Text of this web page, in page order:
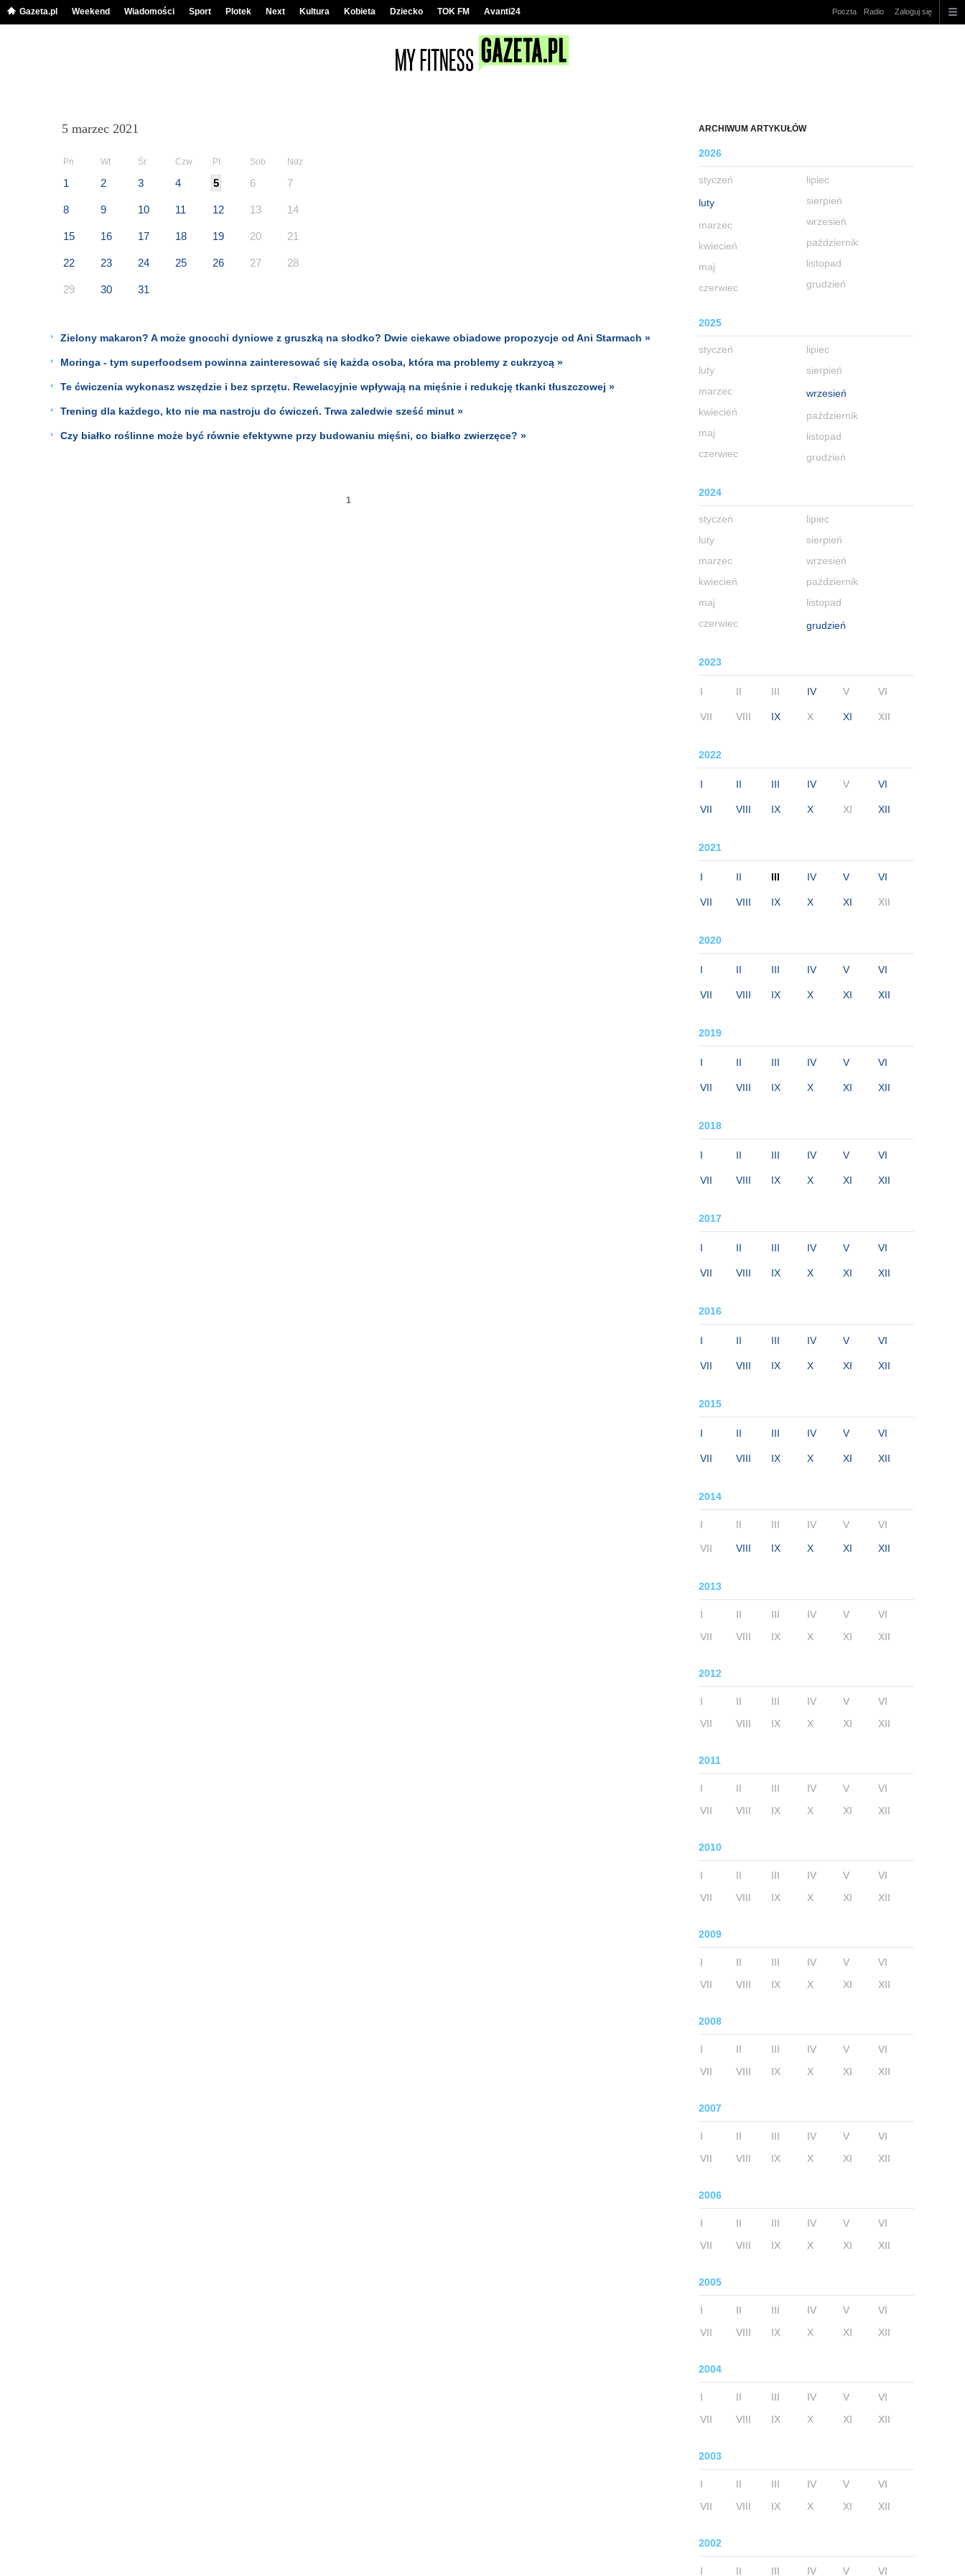
Gazeta.pl Weekend Wiadomości Sport Plotek Next Kultura Kobieta Dziecko TOK FM Avanti24 Poczta Radio Zaloguj się
ARCHIWUM ARTYKUŁÓW
2026
styczeń
luty
marzec
kwiecień
maj
czerwiec
lipiec
sierpień
wrzesień
październik
listopad
grudzień
2025
styczeń
luty
marzec
kwiecień
maj
czerwiec
lipiec
sierpień
wrzesień
październik
listopad
grudzień
2024
styczeń
luty
marzec
kwiecień
maj
czerwiec
lipiec
sierpień
wrzesień
październik
listopad
grudzień
2023
I II III IV V VI
VII VIII IX X XI XII
2022
I II III IV V VI
VII VIII IX X XI XII
2021
I II III IV V VI
VII VIII IX X XI XII
2020
I II III IV V VI
VII VIII IX X XI XII
2019
I II III IV V VI
VII VIII IX X XI XII
2018
I II III IV V VI
VII VIII IX X XI XII
2017
I II III IV V VI
VII VIII IX X XI XII
2016
I II III IV V VI
VII VIII IX X XI XII
2015
I II III IV V VI
VII VIII IX X XI XII
2014
I II III IV V VI
VII VIII IX X XI XII
2013
I II III IV V
VI
VII
VIII IX X XI XII
2012
I II III IV V
VI
VII
VIII IX X XI XII
2011
I II III IV V
VI
VII
VIII IX X XI XII
2010
I II III IV V
VI
VII
VIII IX X XI XII
2009
I II III IV V
VI
VII
VIII IX X XI XII
2008
I II III IV V
VI
VII
VIII IX X XI XII
2007
I II III IV V
VI
VII
VIII IX X XI XII
2006
I II III IV V
VI
VII
VIII IX X XI XII
2005
I II III IV V
VI
VII
VIII IX X XI XII
2004
I II III IV V
VI
VII
VIII IX X XI XII
2003
I II III IV V
VI
VII
VIII IX X XI XII
2002
I II III IV V VI
5 marzec 2021
Pn Wt Śr Czw Pt Sob Ndz
1 2 3 4 5 6 7
8 9 10 11 12 13 14
15 16 17 18 19 20 21
22 23 24 25 26 27 28
29 30 31
Zielony makaron? A może gnocchi dyniowe z gruszką na słodko? Dwie ciekawe obiadowe propozycje od Ani Starmach »
Moringa - tym superfoodsem powinna zainteresować się każda osoba, która ma problemy z cukrzycą »
Te ćwiczenia wykonasz wszędzie i bez sprzętu. Rewelacyjnie wpływają na mięśnie i redukcję tkanki tłuszczowej »
Trening dla każdego, kto nie ma nastroju do ćwiczeń. Trwa zaledwie sześć minut »
Czy białko roślinne może być równie efektywne przy budowaniu mięśni, co białko zwierzęce? »
1